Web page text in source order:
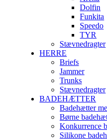
Dolfin
Funkita
Speedo
TYR
Stævnedragter
HERRE
Briefs
Jammer
Trunks
Stævnedragter
BADEHÆTTER
Badehætter
Børne
Konkurrence
Silikone